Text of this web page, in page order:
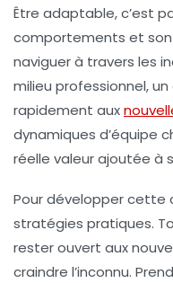
Être adaptable, c’est
comportements et
naviguer à travers les
milieu professionnel,
rapidement aux
dynamiques d’équipe
réelle valeur ajoutée à
Pour développer cette
stratégies pratiques.
rester ouvert aux
craindre l’inconnu.